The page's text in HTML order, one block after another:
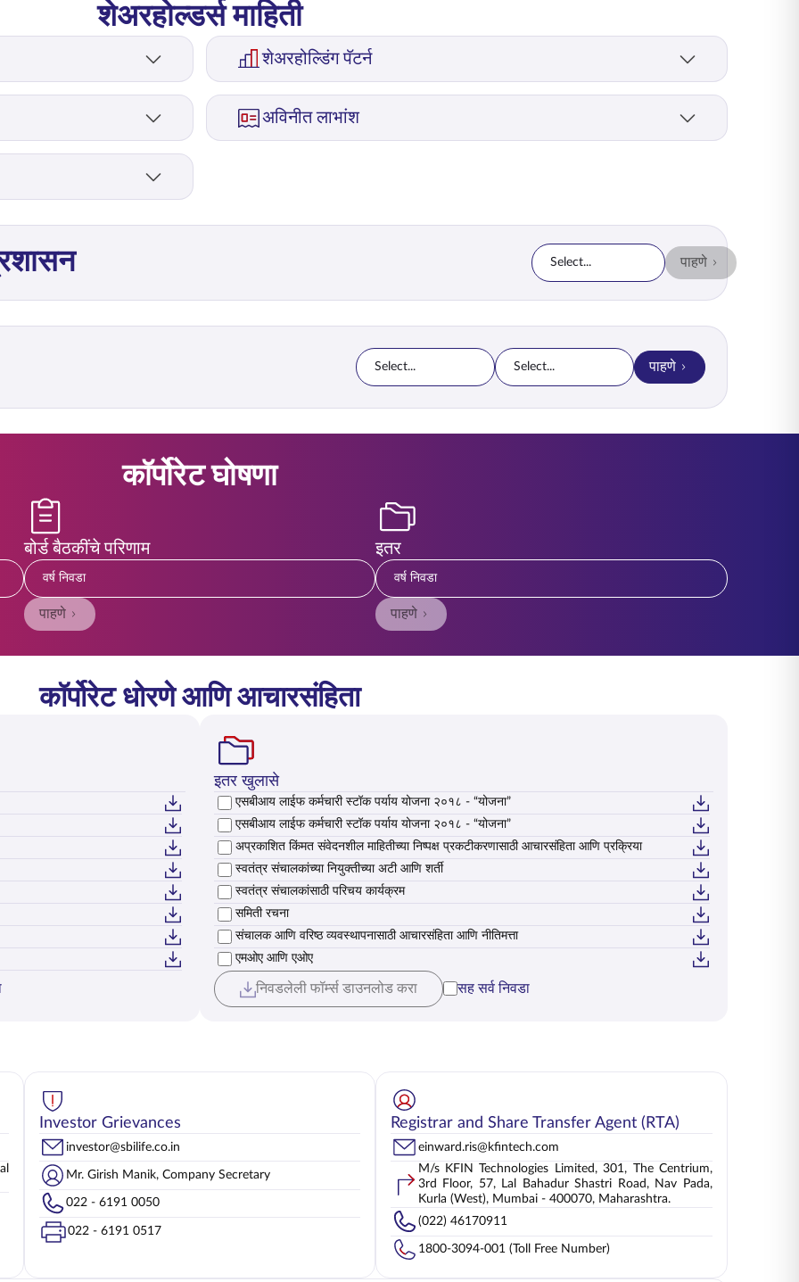
शेअरहोल्डर्स माहिती
शेअरहोल्डिंग पॅटर्न
Expand Shareholding Patterns section
अविनीत लाभांश
Select... पाहणे
Select... Select... पाहणे
कॉर्पोरेट घोषणा
बोर्ड बैठकींचे परिणाम
वर्ष निवडा
पाहणे
इतर
वर्ष निवडा
पाहणे
कॉर्पोरेट धोरणे आणि आचारसंहिता
इतर खुलासे
Select एसबीआय लाईफ कर्मचारी स्टॉक पर्याय योजना २०१८ - “योजना”
एसबीआय लाईफ कर्मचारी स्टॉक पर्याय योजना २०१८ - “योजना”
Select एसबीआय लाईफ कर्मचारी स्टॉक पर्याय योजना २०१८ - “योजना”
एसबीआय लाईफ कर्मचारी स्टॉक पर्याय योजना २०१८ - “योजना”
Select अप्रकाशित किंमत संवेदनशील माहितीच्या निष्पक्ष प्रकटीकरणासाठी आचारसंहिता आणि प्रक्रिया
अप्रकाशित किंमत संवेदनशील माहितीच्या निष्पक्ष प्रकटीकरणासाठी आचारसंहिता आणि प्रक्रिया
Select स्वतंत्र संचालकांच्या नियुक्तीच्या अटी आणि शर्ती
स्वतंत्र संचालकांच्या नियुक्तीच्या अटी आणि शर्ती
Select स्वतंत्र संचालकांसाठी परिचय कार्यक्रम
स्वतंत्र संचालकांसाठी परिचय कार्यक्रम
Select समिती रचना
समिती रचना
Select संचालक आणि वरिष्ठ व्यवस्थापनासाठी आचारसंहिता आणि नीतिमत्ता
संचालक आणि वरिष्ठ व्यवस्थापनासाठी आचारसंहिता आणि नीतिमत्ता
Select एमओए आणि एओए
एमओए आणि एओए
निवडलेली फॉर्म्स डाउनलोड करा सह सर्व निवडा
Investor Grievances
investor@sbilife.co.in
Mr. Girish Manik, Company Secretary
022 - 6191 0050
022 - 6191 0517
Registrar and Share Transfer Agent (RTA)
einward.ris@kfintech.com
M/s KFIN Technologies Limited, 301, The Centrium,
3rd Floor, 57, Lal Bahadur Shastri Road, Nav Pada,
Kurla (West), Mumbai - 400070, Maharashtra.
(022) 46170911
1800-3094-001 (Toll Free Number)